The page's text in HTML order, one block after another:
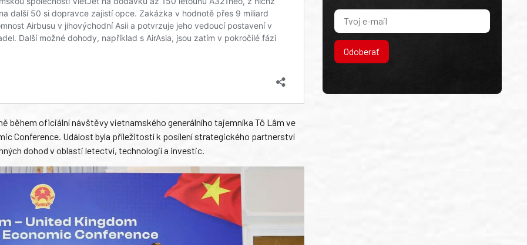
během oficiální návštěvy vietnamského generálního tajemníka Tô Lâm ve
Conference. Událost byla příležitostí k posílení strategického partnerství
dohod v oblasti letectví, technologií a investic.
Odoberať